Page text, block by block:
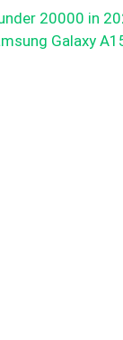
20000 in
Galaxy